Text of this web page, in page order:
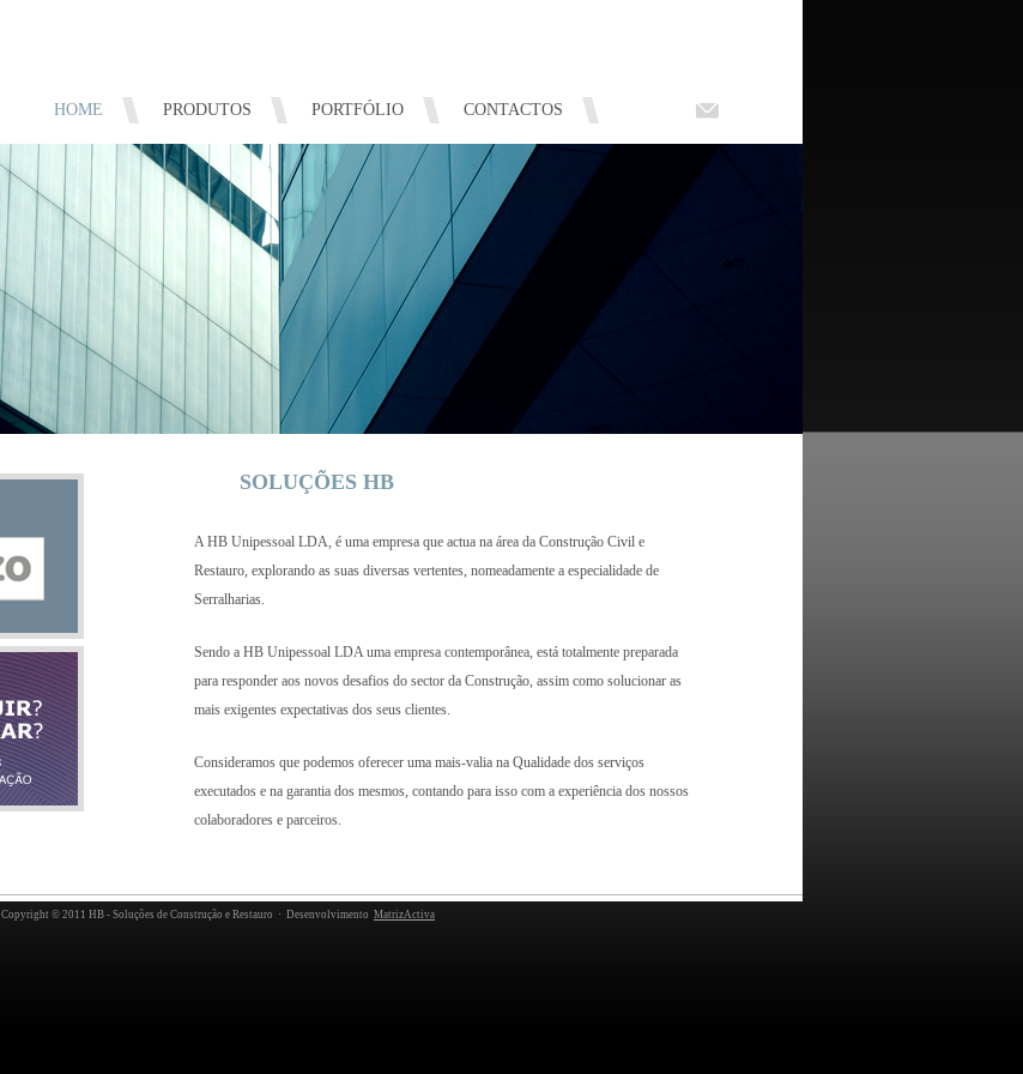
HOME PRODUTOS PORTFÓLIO CONTACTOS
SOLUÇÕES HB
A HB Unipessoal LDA, é uma empresa que actua na área da Construção Civil e
Restauro, explorando as suas diversas vertentes, nomeadamente a especialidade de
Serralharias.
Sendo a HB Unipessoal LDA uma empresa contemporânea, está totalmente preparada
para responder aos novos desafios do sector da Construção, assim como solucionar as
mais exigentes expectativas dos seus clientes.
Consideramos que podemos oferecer uma mais-valia na Qualidade dos serviços
executados e na garantia dos mesmos, contando para isso com a experiência dos nossos
colaboradores e parceiros.
Copyright © 2011 HB - Soluções de Construção e Restauro · Desenvolvimento MatrizActiva